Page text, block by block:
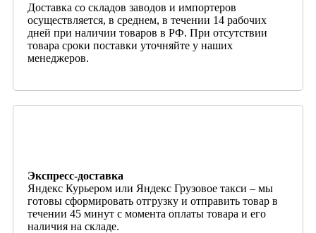
Доставка со складов заводов и импортеров
осуществляется, в среднем, в течении 14 рабочих
дней при наличии товаров в РФ. При отсутствии
товара сроки поставки уточняйте у наших
менеджеров.
Экспресс-доставка
Яндекс Курьером или Яндекс Грузовое такси – мы
готовы сформировать отгрузку и отправить товар в
течении 45 минут с момента оплаты товара и его
наличия на складе.